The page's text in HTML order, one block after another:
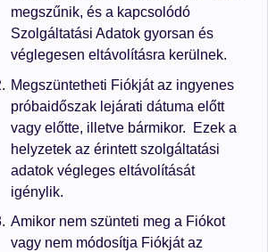
megszűnik, és a kapcsolódó
Szolgáltatási Adatok gyorsan és
véglegesen eltávolításra kerülnek.
Megszüntetheti Fiókját az ingyenes
próbaidőszak lejárati dátuma előtt
vagy előtte, illetve bármikor. Ezek a
helyzetek az érintett szolgáltatási
adatok végleges eltávolítását
igénylik.
Amikor nem szünteti meg a Fiókot
vagy nem módosítja Fiókját az